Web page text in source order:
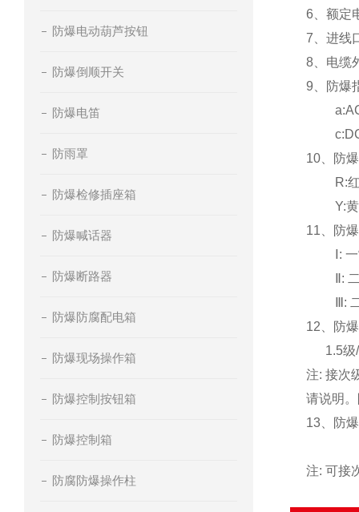
防爆电动葫芦按钮
防爆倒顺开关
防爆电笛
防雨罩
防爆检修插座箱
防爆喊话器
防爆断路器
防爆防腐配电箱
防爆现场操作箱
防爆控制按钮箱
防爆控制箱
防腐防爆操作柱
6、额定
7、进线
8、电缆
9、防爆
a:AC/
10、防
R:
Y:
11、防
Ⅰ: 一
Ⅱ: 二
Ⅲ: 二
12、防
1.5级/
注: 接次
请说明
13、防
注: 可接